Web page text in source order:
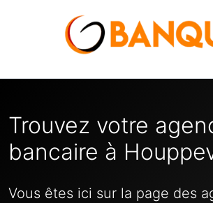
Trouvez votre
bancaire à
Vous êtes ici sur la page des